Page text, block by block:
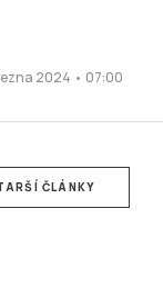
2024 • 07:00
ČLÁNKY